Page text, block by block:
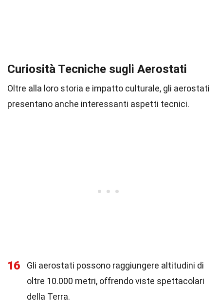
Curiosità Tecniche sugli Aerostati
Oltre alla loro storia e impatto culturale, gli aerostati
presentano anche interessanti aspetti tecnici.
16
Gli aerostati possono raggiungere altitudini di
oltre 10.000 metri, offrendo viste spettacolari
della Terra.